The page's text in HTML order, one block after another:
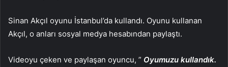
Sinan Akçıl oyunu İstanbul’da kullandı. Oyunu kullanan
Akçıl, o anları sosyal medya hesabından paylaştı.
Videoyu çeken ve paylaşan oyuncu, ” Oyumuzu kullandık.